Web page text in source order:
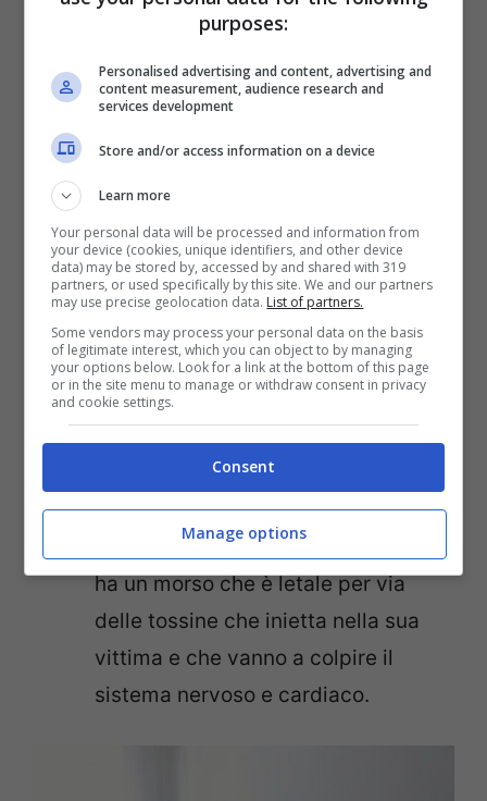
quelli selvaggi se affetti da rabbia
sono estremamente pericolosi.
Come riporta Focus infatti nei Paesi
più poveri un cane con la rabbia può
ogni anno muoiono in questo modo
circa 25mila persone.
Saliamo nella classifica di
pericolosità mortale e alsecondo
postotroviamo il c obra indiano
o
macchie che ha proprio sulla testa
come se fossero due occhiali.
Questo serpente è molto velenoso e
ha un morso che è letale per via
delle tossine che inietta nella sua
vittima e che vanno a colpire il
sistema nervoso e cardiaco.
purposes:
Personalised advertising and content, advertising and
content measurement, audience research and
services development
Store and/or access information on a device
Learn more
Your personal data will be processed and information from
your device (cookies, unique identifiers, and other device
data) may be stored by, accessed by and shared with 319
partners, or used specifically by this site. We and our partners
may use precise geolocation data. List of partners.
Some vendors may process your personal data on the basis
of legitimate interest, which you can object to by managing
your options below. Look for a link at the bottom of this page
or in the site menu to manage or withdraw consent in privacy
and cookie settings.
Consent
Manage options